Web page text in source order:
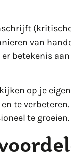
van
betekenis
op je
te
te groeien.